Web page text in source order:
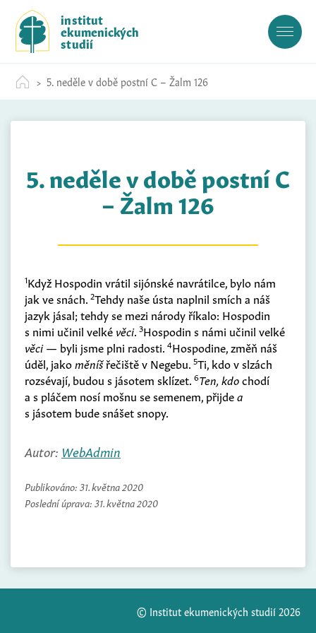
c
institut
ekumenických
studií
5. neděle v době postní C – Žalm 126
5. neděle v době postní C
– Žalm 126
1Když Hospodin vrátil sijónské navrátilce, bylo nám
jak ve snách. 2Tehdy naše ústa naplnil smích a náš
jazyk jásal; tehdy se mezi národy říkalo: Hospodin
s nimi učinil velké věci. 3Hospodin s námi učinil velké
věci— byli jsme plni radosti. 4Hospodine, změň náš
úděl, jakoměníšřečiště v Negebu. 5Ti, kdo v slzách
rozsévají, budou s jásotem sklízet. 6Ten, kdochodí
a s pláčem nosí mošnu se semenem, přijdea
s jásotem bude snášet snopy.
Autor: WebAdmin
Publikováno: 31. května 2020
Poslední úprava: 31. května 2020
© Institut ekumenických studií 2026